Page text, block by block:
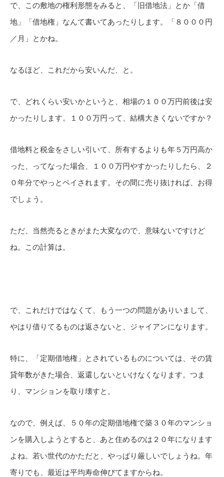
で、この敷地の権利形態をみると、「旧借地法」とか「借
地」「借地権」なんて書いてあったりします。「８０００円
／月」とかね。
なるほど、これだから安いんだ、と。
で、どれくらい安いかというと、相場の１００万円前後は安
かったりします。１００万円って、結構大きくないですか？
借地料と税金をさしい引いて、所有するよりも年５万円高か
った、ってなった場合、１００万円やすかったりしたら、２
０年分でやっとペイされます。その間に売り抜ければ、お得
でしょう。
ただ、当然売るときがまた大変なので、意味ないですけど
ね。この計算は。
で、これだけではなくて、もう一つの問題がありいまして、
やはり借りてるものは返さないと、ジャイアンになります。
特に、「定期借地権」とされているものについては、その賃
貸年数がきた場合、返還しないといけなくなります。つま
り、マンションを取り壊すと。
なので、例えば、５０年の定期借地権で築３０年のマンショ
ンを購入しようとすると、あと住めるのは２０年になります
よね。若い世代のかただと、やっぱり厳しいでしょうね。年
寄りでも、最近は平均寿命伸びてますからね。